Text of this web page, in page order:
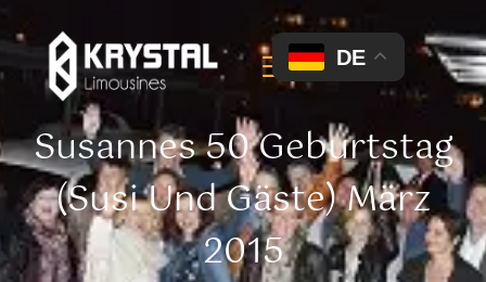
Susannes 50 Geburtstag
(Susi Und Gäste) März
2015
DE